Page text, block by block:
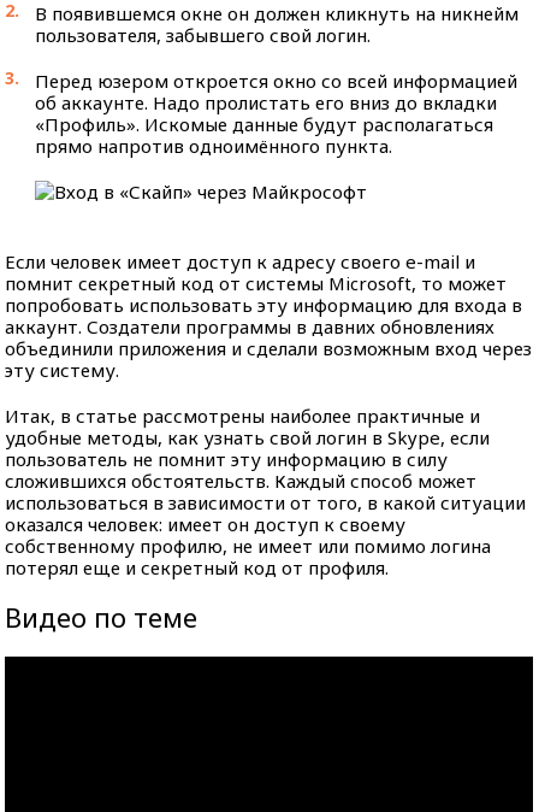
В появившемся окне он должен кликнуть на никнейм
пользователя, забывшего свой логин.
Перед юзером откроется окно со всей информацией
об аккаунте. Надо пролистать его вниз до вкладки
«Профиль». Искомые данные будут располагаться
прямо напротив одноимённого пункта.
Если человек имеет доступ к адресу своего e-mail и
помнит секретный код от системы Microsoft, то может
попробовать использовать эту информацию для входа в
аккаунт. Создатели программы в давних обновлениях
объединили приложения и сделали возможным вход через
эту систему.
Итак, в статье рассмотрены наиболее практичные и
удобные методы, как узнать свой логин в Skype, если
пользователь не помнит эту информацию в силу
сложившихся обстоятельств. Каждый способ может
использоваться в зависимости от того, в какой ситуации
оказался человек: имеет он доступ к своему
собственному профилю, не имеет или помимо логина
потерял еще и секретный код от профиля.
Видео по теме